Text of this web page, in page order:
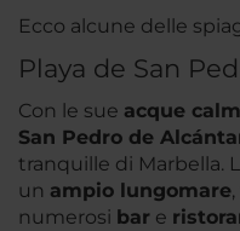
Ecco alcune delle
Playa de San
Con le sue acque
San Pedro de
tranquille di Marbella.
un ampio lungomare
numerosi bar e